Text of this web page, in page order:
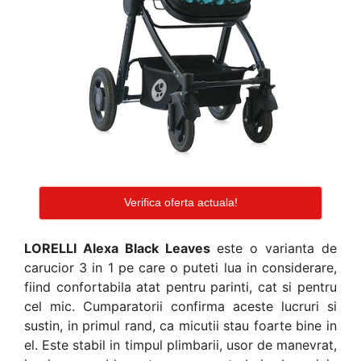
Verifica oferta actuala!
LORELLI Alexa Black Leaves este o varianta de
carucior 3 in 1 pe care o puteti lua in considerare,
fiind confortabila atat pentru parinti, cat si pentru
cel mic. Cumparatorii confirma aceste lucruri si
sustin, in primul rand, ca micutii stau foarte bine in
el. Este stabil in timpul plimbarii, usor de manevrat,